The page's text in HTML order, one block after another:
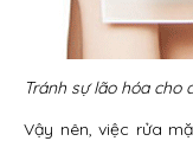
Tránh sự lão hóa cho
Vậy nên, việc rửa